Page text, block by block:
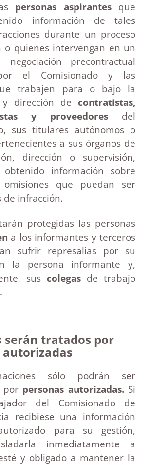
personas aspirantes que
información de tales
durante un proceso
o quienes intervengan en un
negociación precontractual
el Comisionado y las
trabajen para o bajo la
y dirección de contratistas,
y proveedores del
sus titulares autónomos o
a sus órganos de
dirección o supervisión,
información sobre
omisiones que puedan ser
de infracción.
protegidas las personas
a los informantes y terceros
sufrir represalias por su
la persona informante y,
sus colegas de trabajo
.
serán tratados por
autorizadas
sólo podrán ser
porpersonas autorizadas.Si
del Comisionado de
recibiese una información
para su gestión,
inmediatamente a
y obligado a mantener la